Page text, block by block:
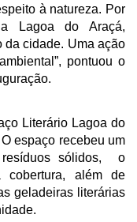
à natureza. Por
Lagoa do Araçá,
da cidade. Uma ação
pontuou o
Literário Lagoa do
espaço recebeu um
sólidos, o
cobertura, além de
geladeiras literárias